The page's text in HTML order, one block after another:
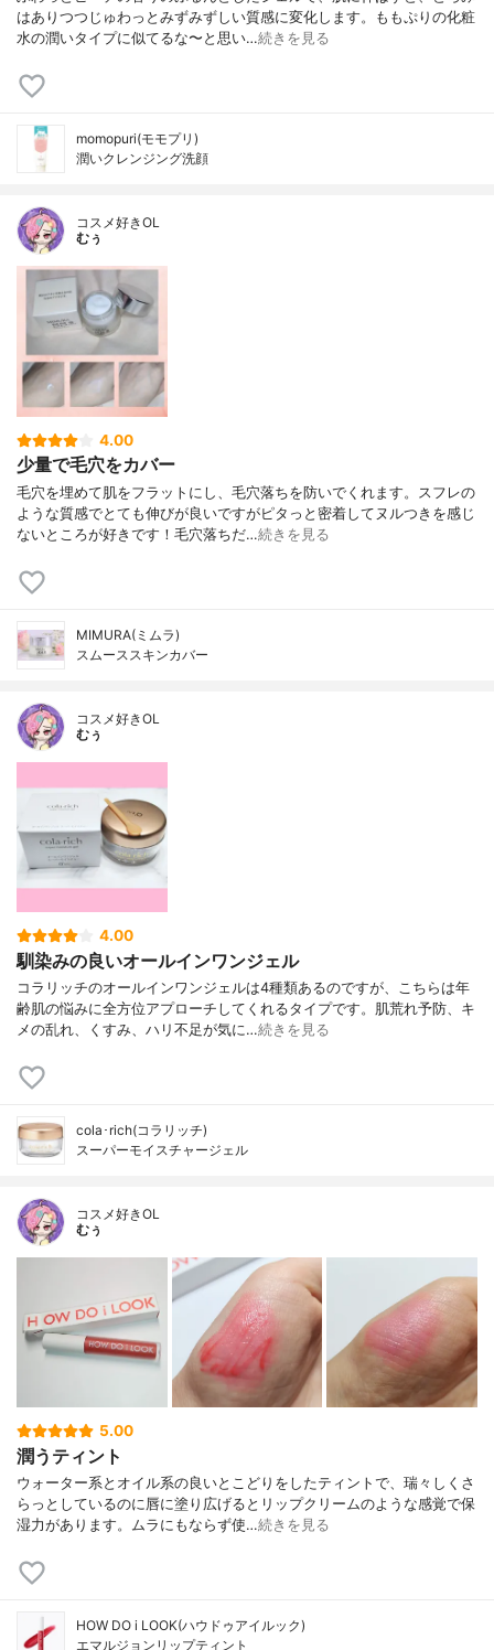
はありつつじゅわっとみずみずしい質感に変化します。ももぷりの化粧
水の潤いタイプに似てるな〜と思い…続きを見る
momopuri(モモプリ)
潤いクレンジング洗顔
コスメ好きOL
むぅ
4.00
少量で毛穴をカバー
毛穴を埋めて肌をフラットにし、毛穴落ちを防いでくれます。スフレの
ような質感でとても伸びが良いですがピタっと密着してヌルつきを感じ
ないところが好きです！毛穴落ちだ…続きを見る
MIMURA(ミムラ)
スムーススキンカバー
コスメ好きOL
むぅ
4.00
馴染みの良いオールインワンジェル
コラリッチのオールインワンジェルは4種類あるのですが、こちらは年
齢肌の悩みに全方位アプローチしてくれるタイプです。肌荒れ予防、キ
メの乱れ、くすみ、ハリ不足が気に…続きを見る
cola･rich(コラリッチ)
スーパーモイスチャージェル
コスメ好きOL
むぅ
5.00
潤うティント
ウォーター系とオイル系の良いとこどりをしたティントで、瑞々しくさ
らっとしているのに唇に塗り広げるとリップクリームのような感覚で保
湿力があります。ムラにもならず使…続きを見る
HOW DO i LOOK(ハウドゥアイルック)
エマルジョンリップティント